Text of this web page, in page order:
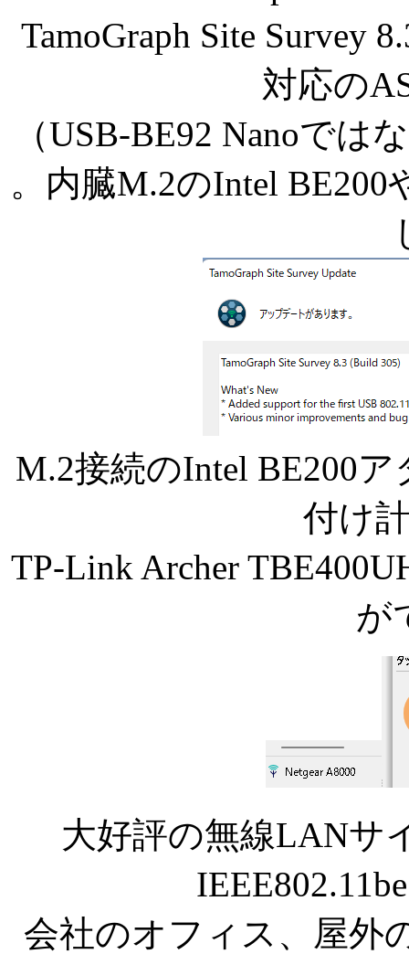
TamoGraph Site Survey
対応の
（USB-BE92 Nanoで
。内臓M.2のIntel
M.2接続のIntel BE200
付け
TP-Link Archer
が
大好評の無線LANサ
会社のオフィス、屋外